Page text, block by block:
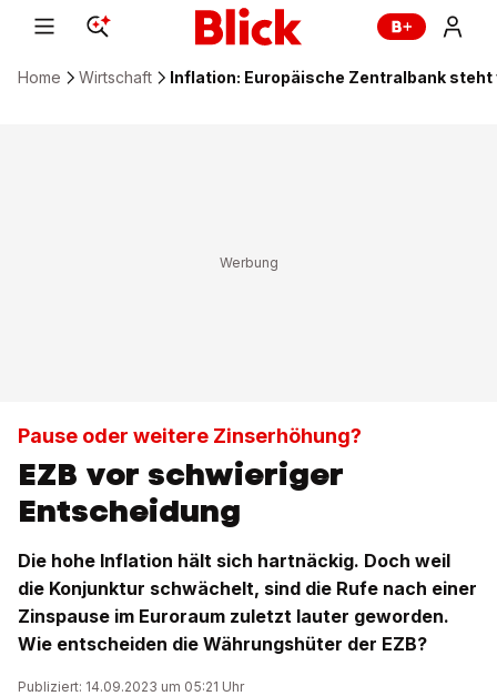
Home Wirtschaft Inflation: Europäische Zentralbank
Pause oder weitere Zinserhöhung?
EZB vor schwieriger
Entscheidung
Die hohe Inflation hält sich hartnäckig. Doch weil
die Konjunktur schwächelt, sind die Rufe nach einer
Zinspause im Euroraum zuletzt lauter geworden.
Wie entscheiden die Währungshüter der EZB?
Publiziert: 14.09.2023 um 05:21 Uhr